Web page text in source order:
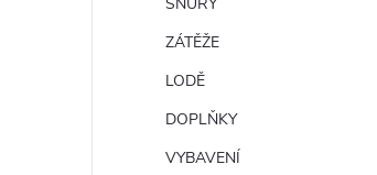
ZÁTĚŽE
LODĚ
DOPLŇKY
VYBAVENÍ